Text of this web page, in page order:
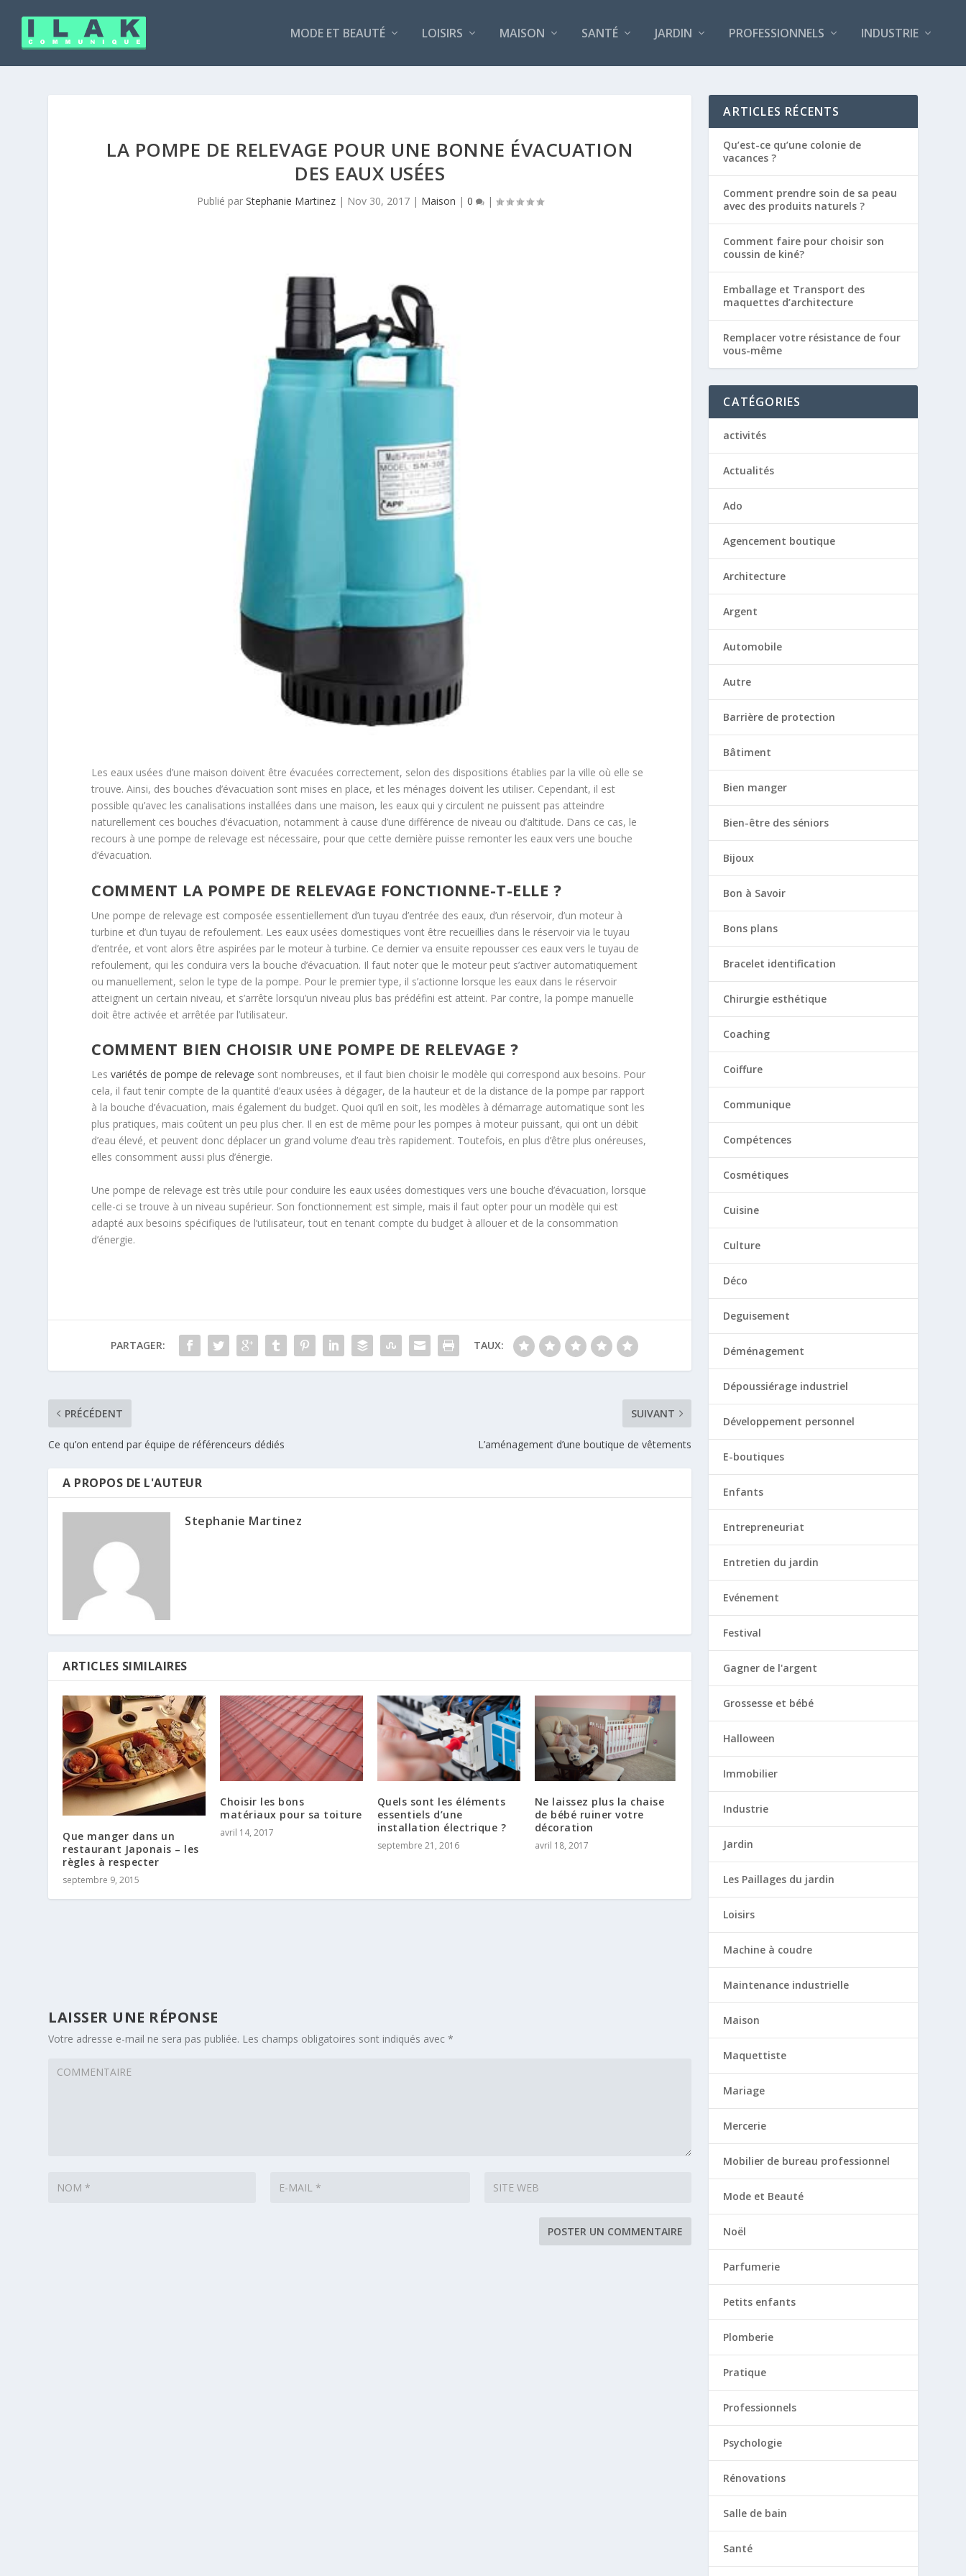
MODE ET BEAUTÉ LOISIRS MAISON SANTÉ JARDIN PROFESSIONNELS INDUSTRIE
LA POMPE DE RELEVAGE POUR UNE BONNE ÉVACUATION
DES EAUX USÉES
Publié par Stephanie Martinez| Nov 30, 2017| Maison | 0 |
Les eaux usées d’une maison doivent être évacuées correctement, selon des dispositions établies par la ville où elle se
trouve. Ainsi, des bouches d’évacuation sont mises en place, et les ménages doivent les utiliser. Cependant, il est
possible qu’avec les canalisations installées dans une maison, les eaux qui y circulent ne puissent pas atteindre
naturellement ces bouches d’évacuation, notamment à cause d’une différence de niveau ou d’altitude. Dans ce cas, le
recours à une pompe de relevage est nécessaire, pour que cette dernière puisse remonter les eaux vers une bouche
d’évacuation.
COMMENT LA POMPE DE RELEVAGE FONCTIONNE-T-ELLE ?
Une pompe de relevage est composée essentiellement d’un tuyau d’entrée des eaux, d’un réservoir, d’un moteur à
turbine et d’un tuyau de refoulement. Les eaux usées domestiques vont être recueillies dans le réservoir via le tuyau
d’entrée, et vont alors être aspirées par le moteur à turbine. Ce dernier va ensuite repousser ces eaux vers le tuyau de
refoulement, qui les conduira vers la bouche d’évacuation. Il faut noter que le moteur peut s’activer automatiquement
ou manuellement, selon le type de la pompe. Pour le premier type, il s’actionne lorsque les eaux dans le réservoir
atteignent un certain niveau, et s’arrête lorsqu’un niveau plus bas prédéfini est atteint. Par contre, la pompe manuelle
doit être activée et arrêtée par l’utilisateur.
COMMENT BIEN CHOISIR UNE POMPE DE RELEVAGE ?
Lesvariétés de pompe de relevage sont nombreuses, et il faut bien choisir le modèle qui correspond aux besoins. Pour
cela, il faut tenir compte de la quantité d’eaux usées à dégager, de la hauteur et de la distance de la pompe par rapport
à la bouche d’évacuation, mais également du budget. Quoi qu’il en soit, les modèles à démarrage automatique sont les
plus pratiques, mais coûtent un peu plus cher. Il en est de même pour les pompes à moteur puissant, qui ont un débit
d’eau élevé, et peuvent donc déplacer un grand volume d’eau très rapidement. Toutefois, en plus d’être plus onéreuses,
elles consomment aussi plus d’énergie.
Une pompe de relevage est très utile pour conduire les eaux usées domestiques vers une bouche d’évacuation, lorsque
celle-ci se trouve à un niveau supérieur. Son fonctionnement est simple, mais il faut opter pour un modèle qui est
adapté aux besoins spécifiques de l’utilisateur, tout en tenant compte du budget à allouer et de la consommation
d’énergie.
PARTAGER: TAUX:
PRÉCÉDENT
Ce qu’on entend par équipe de référenceurs dédiés
SUIVANT
L’aménagement d’une boutique de vêtements
A PROPOS DE L'AUTEUR
Stephanie Martinez
ARTICLES SIMILAIRES
Que manger dans un
restaurant Japonais – les
règles à respecter
septembre 9, 2015
Choisir les bons
matériaux pour sa toiture
avril 14, 2017
Quels sont les éléments
essentiels d’une
installation électrique ?
septembre 21, 2016
Ne laissez plus la chaise
de bébé ruiner votre
décoration
avril 18, 2017
LAISSER UNE RÉPONSE
Votre adresse e-mail ne sera pas publiée. Les champs obligatoires sont indiqués avec*
ARTICLES RÉCENTS
Qu’est-ce qu’une colonie de
vacances ?
Comment prendre soin de sa peau
avec des produits naturels ?
Comment faire pour choisir son
coussin de kiné?
Emballage et Transport des
maquettes d’architecture
Remplacer votre résistance de four
vous-même
CATÉGORIES
activités
Actualités
Ado
Agencement boutique
Architecture
Argent
Automobile
Autre
Barrière de protection
Bâtiment
Bien manger
Bien-être des séniors
Bijoux
Bon à Savoir
Bons plans
Bracelet identification
Chirurgie esthétique
Coaching
Coiffure
Communique
Compétences
Cosmétiques
Cuisine
Culture
Déco
Deguisement
Déménagement
Dépoussiérage industriel
Développement personnel
E-boutiques
Enfants
Entrepreneuriat
Entretien du jardin
Evénement
Festival
Gagner de l'argent
Grossesse et bébé
Halloween
Immobilier
Industrie
Jardin
Les Paillages du jardin
Loisirs
Machine à coudre
Maintenance industrielle
Maison
Maquettiste
Mariage
Mercerie
Mobilier de bureau professionnel
Mode et Beauté
Noël
Parfumerie
Petits enfants
Plomberie
Pratique
Professionnels
Psychologie
Rénovations
Salle de bain
Santé